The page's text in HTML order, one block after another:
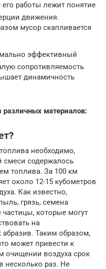
работы лежит понятие
движения.
мусор скапливается
эффективный
сопротивляемость
динамичность
материалов:
необходимо,
смеси содержалось
топлива. За 100 км
около 12-15 кубометров
Как известно,
грязь, семена
частицы, которые могут
на
Таким образом,
может привести к
очищении воздуха срок
несколько раз. Не